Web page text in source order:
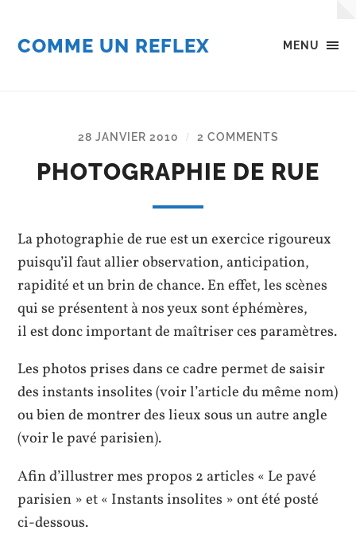
MENU
COMME UN REFLEX
28 JANVIER 2010 / 2 COMMENTS
PHOTOGRAPHIE DE RUE
La photographie de rue est un exercice rigoureux
puisqu’il faut allier observation, anticipation,
rapidité et un brin de chance. En effet, les scènes
qui se présentent à nos yeux sont éphémères,
il est donc important de maîtriser ces paramètres.
Les photos prises dans ce cadre permet de saisir
des instants insolites (voir l’article du même nom)
ou bien de montrer des lieux sous un autre angle
(voir le pavé parisien).
Afin d’illustrer mes propos 2 articles « Le pavé
parisien » et « Instants insolites » ont été posté
ci-dessous.